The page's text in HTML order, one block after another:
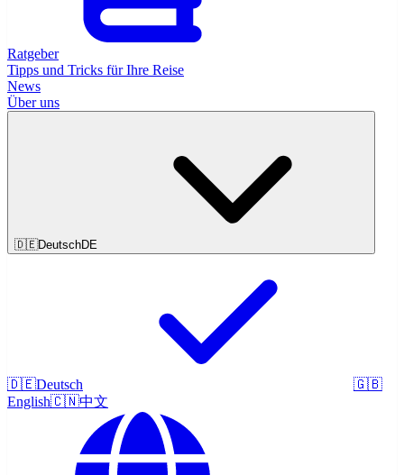
Ratgeber
Tipps und Tricks für Ihre Reise
News
Über uns
🇩🇪DeutschDE
🇩🇪Deutsch
🇬🇧
English🇨🇳中文